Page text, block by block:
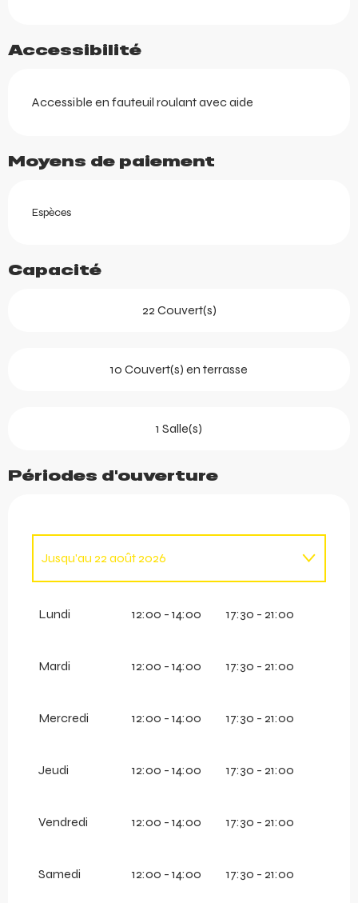
Accessibilité
Accessible en fauteuil roulant avec aide
Moyens de paiement
Espèces
Capacité
22 Couvert(s)
10 Couvert(s) en terrasse
1 Salle(s)
Périodes d'ouverture
Jusqu'au 22 août 2026
Lundi 12:00 - 14:00 17:30 - 21:00
Mardi 12:00 - 14:00 17:30 - 21:00
Mercredi 12:00 - 14:00 17:30 - 21:00
Jeudi 12:00 - 14:00 17:30 - 21:00
Vendredi 12:00 - 14:00 17:30 - 21:00
Samedi 12:00 - 14:00 17:30 - 21:00